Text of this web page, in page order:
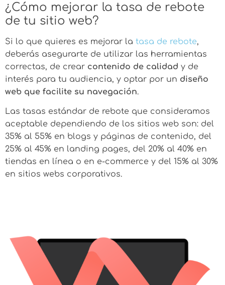
¿Cómo mejorar la tasa de rebote
de tu sitio web?
Si lo que quieres es mejorar la tasa de rebote,
deberás asegurarte de utilizar las herramientas
correctas, de crear contenido de calidad y de
interés para tu audiencia, y optar por un diseño
web que facilite su navegación.
Las tasas estándar de rebote que consideramos
aceptable dependiendo de los sitios web son: del
35% al 55% en blogs y páginas de contenido, del
25% al 45% en landing pages, del 20% al 40% en
tiendas en línea o en e-commerce y del 15% al 30%
en sitios webs corporativos.